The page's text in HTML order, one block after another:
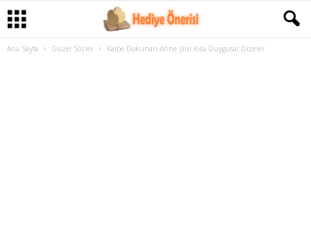
Ana Sayfa Güzel Sözler Kalbe Dokunan Anne Şiiri Kısa Duygusal Dizeler